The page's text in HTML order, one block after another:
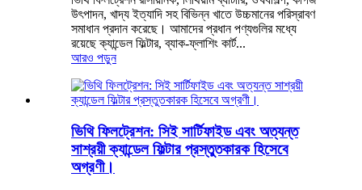
উৎপাদন, খাদ্য ইত্যাদি সহ বিভিন্ন খাতে উচ্চমানের পরিস্রাবণ
সমাধান প্রদান করেছে। আমাদের প্রধান পণ্যগুলির মধ্যে
রয়েছে ক্যান্ডেল ফিল্টার, ব্যাক-ফ্লাশিং কার্ট...
আরও পড়ুন
ভিথি ফিলট্রেশন: সিই সার্টিফাইড এবং অত্যন্ত
সাশ্রয়ী ক্যান্ডেল ফিল্টার প্রস্তুতকারক হিসেবে
অগ্রণী।